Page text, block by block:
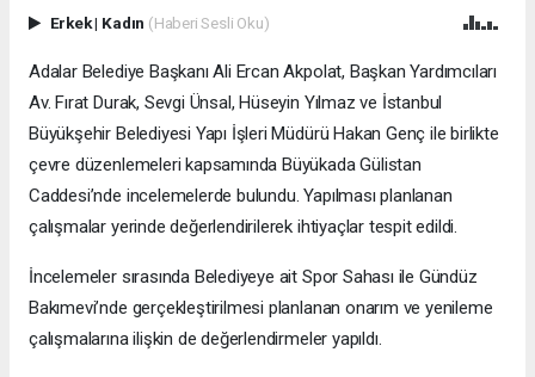
Erkek| Kadın (Haberi Sesli Oku)
Adalar Belediye Başkanı Ali Ercan Akpolat, Başkan Yardımcıları
Av. Fırat Durak, Sevgi Ünsal, Hüseyin Yılmaz ve İstanbul
Büyükşehir Belediyesi Yapı İşleri Müdürü Hakan Genç ile birlikte
çevre düzenlemeleri kapsamında Büyükada Gülistan
Caddesi’nde incelemelerde bulundu. Yapılması planlanan
çalışmalar yerinde değerlendirilerek ihtiyaçlar tespit edildi.
İncelemeler sırasında Belediyeye ait Spor Sahası ile Gündüz
Bakımevi’nde gerçekleştirilmesi planlanan onarım ve yenileme
çalışmalarına ilişkin de değerlendirmeler yapıldı.